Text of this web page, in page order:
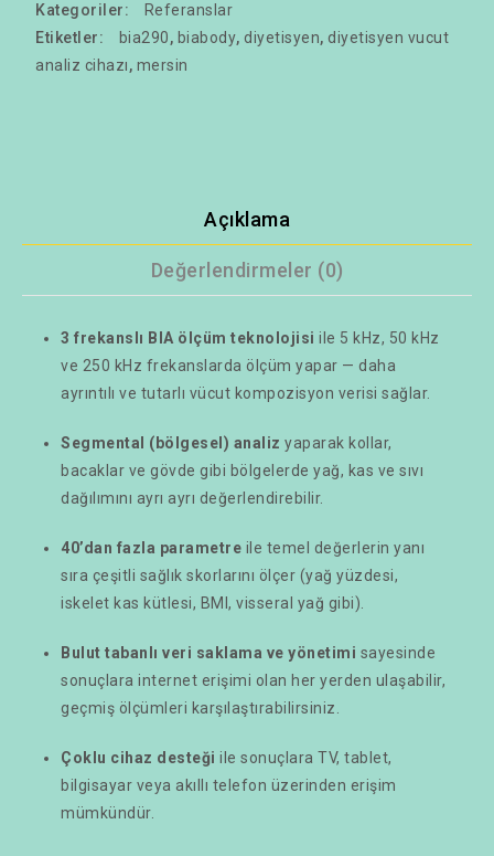
Kategoriler:
Referanslar
Etiketler:
bia290, biabody, diyetisyen, diyetisyen vucut
analiz cihazı, mersin
Açıklama
Değerlendirmeler (0)
3 frekanslı BIA ölçüm teknolojisi ile 5 kHz, 50 kHz
ve 250 kHz frekanslarda ölçüm yapar — daha
ayrıntılı ve tutarlı vücut kompozisyon verisi sağlar.
Segmental (bölgesel) analiz yaparak kollar,
bacaklar ve gövde gibi bölgelerde yağ, kas ve sıvı
dağılımını ayrı ayrı değerlendirebilir.
40’dan fazla parametre ile temel değerlerin yanı
sıra çeşitli sağlık skorlarını ölçer (yağ yüzdesi,
iskelet kas kütlesi, BMI, visseral yağ gibi).
Bulut tabanlı veri saklama ve yönetimi sayesinde
sonuçlara internet erişimi olan her yerden ulaşabilir,
geçmiş ölçümleri karşılaştırabilirsiniz.
Çoklu cihaz desteği ile sonuçlara TV, tablet,
bilgisayar veya akıllı telefon üzerinden erişim
mümkündür.